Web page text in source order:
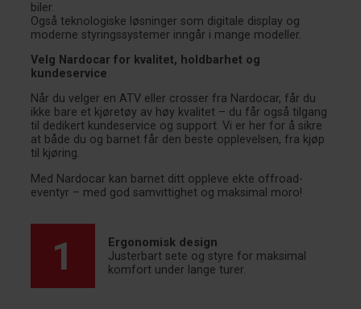
biler.
Også teknologiske løsninger som digitale display og
moderne styringssystemer inngår i mange modeller.
Velg Nardocar for kvalitet, holdbarhet og
kundeservice
Når du velger en ATV eller crosser fra Nardocar, får du
ikke bare et kjøretøy av høy kvalitet – du får også tilgang
til dedikert kundeservice og support. Vi er her for å sikre
at både du og barnet får den beste opplevelsen, fra kjøp
til kjøring.
Med Nardocar kan barnet ditt oppleve ekte offroad-
eventyr – med god samvittighet og maksimal moro!
1 Ergonomisk design
Justerbart sete og styre for maksimal
komfort under lange turer.